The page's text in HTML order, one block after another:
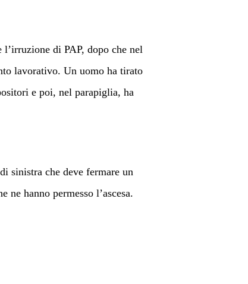
di PAP, dopo che nel
lavorativo. Un uomo ha tirato
e poi, nel parapiglia, ha
sinistra che deve fermare un
hanno permesso l’ascesa.